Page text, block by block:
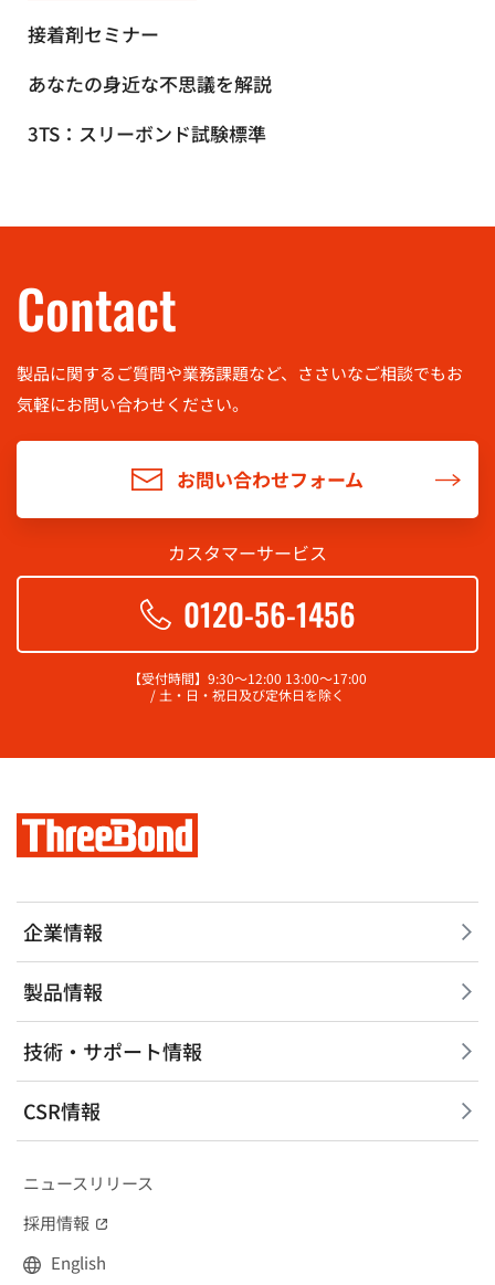
接着剤セミナー
あなたの身近な不思議を解説
3TS：スリーボンド試験標準
Contact
製品に関するご質問や業務課題など、ささいなご相談でもお
気軽にお問い合わせください。
お問い合わせフォーム
カスタマーサービス
0120-56-1456
【受付時間】9:30～12:00 13:00～17:00
/ 土・日・祝日及び定休日を除く
企業情報
製品情報
技術・サポート情報
CSR情報
ニュースリリース
採用情報
English